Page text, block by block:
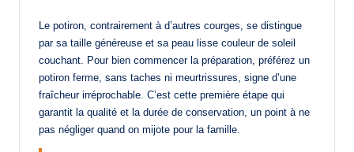
Le potiron, contrairement à d’autres courges, se distingue
par sa taille généreuse et sa peau lisse couleur de soleil
couchant. Pour bien commencer la préparation, préférez un
potiron ferme, sans taches ni meurtrissures, signe d’une
fraîcheur irréprochable. C’est cette première étape qui
garantit la qualité et la durée de conservation, un point à ne
pas négliger quand on mijote pour la famille.